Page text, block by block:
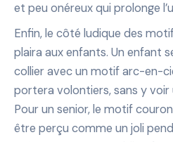
et peu onéreux qui prolonge
Enfin, le côté ludique des
plaira aux enfants. Un enfant
collier avec un motif arc-en-
portera volontiers, sans y voir
Pour un senior, le motif
être perçu comme un joli